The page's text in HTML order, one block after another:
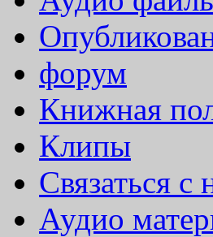
форум
Книжная
Клипы
Связаться с
Аудио